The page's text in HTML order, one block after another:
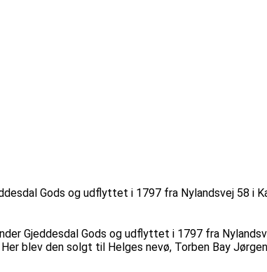
Gods og udflyttet i 1797 fra Nylandsvej 58 i
Gjeddesdal Gods og udflyttet i 1797 fra
blev den solgt til Helges nevø, Torben Bay